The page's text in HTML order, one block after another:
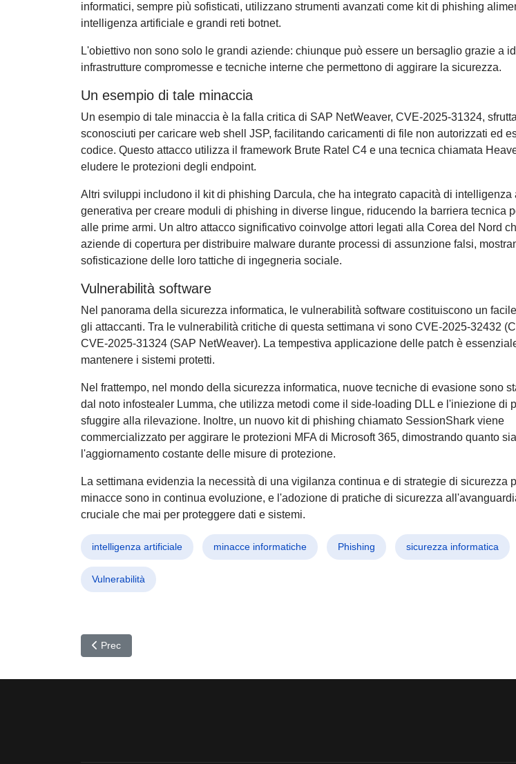
informatici, sempre più sofisticati, utilizzano strumenti avanzati come kit di phishing
intelligenza artificiale e grandi reti botnet.
L'obiettivo non sono solo le grandi aziende: chiunque può essere un bersaglio grazie a
infrastrutture compromesse e tecniche interne che permettono di aggirare la sicurezza.
Un esempio di tale minaccia
Un esempio di tale minaccia è la falla critica di SAP NetWeaver, CVE-2025-31324,
sconosciuti per caricare web shell JSP, facilitando caricamenti di file non autorizzati ed
codice. Questo attacco utilizza il framework Brute Ratel C4 e una tecnica chiamata
eludere le protezioni degli endpoint.
Altri sviluppi includono il kit di phishing Darcula, che ha integrato capacità di intelligenza
generativa per creare moduli di phishing in diverse lingue, riducendo la barriera tecnica
alle prime armi. Un altro attacco significativo coinvolge attori legati alla Corea del Nord
aziende di copertura per distribuire malware durante processi di assunzione falsi,
sofisticazione delle loro tattiche di ingegneria sociale.
Vulnerabilità software
Nel panorama della sicurezza informatica, le vulnerabilità software costituiscono un
gli attaccanti. Tra le vulnerabilità critiche di questa settimana vi sono CVE-2025-32432
CVE-2025-31324 (SAP NetWeaver). La tempestiva applicazione delle patch è
mantenere i sistemi protetti.
Nel frattempo, nel mondo della sicurezza informatica, nuove tecniche di evasione sono
dal noto infostealer Lumma, che utilizza metodi come il side-loading DLL e l'iniezione di
sfuggire alla rilevazione. Inoltre, un nuovo kit di phishing chiamato SessionShark viene
commercializzato per aggirare le protezioni MFA di Microsoft 365, dimostrando quanto
l'aggiornamento costante delle misure di protezione.
La settimana evidenzia la necessità di una vigilanza continua e di strategie di sicurezza
minacce sono in continua evoluzione, e l'adozione di pratiche di sicurezza
cruciale che mai per proteggere dati e sistemi.
intelligenza artificiale minacce informatiche Phishing sicurezza informatica
Vulnerabilità
Articolo precedente: Cyber Spionaggio in Sud-Est Asiatico: Earth Kurma Sfrutta Cloud per
Prec